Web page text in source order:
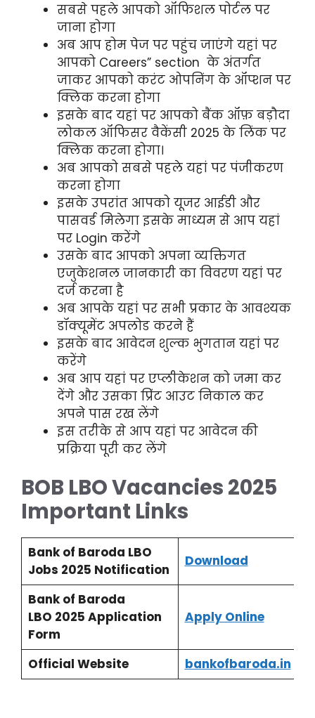
सबसे पहले आपको ऑफिशल पोर्टल पर
जाना होगा
अब आप होम पेज पर पहुंच जाएंगे यहां पर
आपको Careers” section के अंतर्गत
जाकर आपको करंट ओपनिंग के ऑप्शन पर
क्लिक करना होगा
इसके बाद यहां पर आपको बैंक ऑफ़ बड़ौदा
लोकल ऑफिसर वैकेंसी 2025 के लिंक पर
क्लिक करना होगा।
अब आपको सबसे पहले यहां पर पंजीकरण
करना होगा
इसके उपरांत आपको यूजर आईडी और
पासवर्ड मिलेगा इसके माध्यम से आप यहां
पर Login करेंगे
उसके बाद आपको अपना व्यक्तिगत
एजुकेशनल जानकारी का विवरण यहां पर
दर्ज करना है
अब आपके यहां पर सभी प्रकार के आवश्यक
डॉक्यूमेंट अपलोड करने हैं
इसके बाद आवेदन शुल्क भुगतान यहां पर
करेंगे
अब आप यहां पर एप्लीकेशन को जमा कर
देंगे और उसका प्रिंट आउट निकाल कर
अपने पास रख लेंगे
इस तरीके से आप यहां पर आवेदन की
प्रक्रिया पूरी कर लेंगे
BOB LBO Vacancies 2025
Important Links
Bank of Baroda LBO
Jobs 2025 Notification
Download
Bank of Baroda
LBO 2025 Application
Form
Apply Online
Official Website bankofbaroda.in